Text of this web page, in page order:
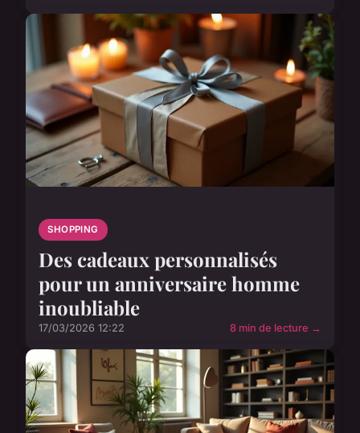
SHOPPING
Des cadeaux personnalisés
pour un anniversaire homme
inoubliable
17/03/2026 12:22 8 min de lecture →